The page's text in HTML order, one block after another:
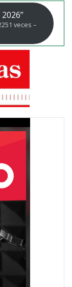
veces –